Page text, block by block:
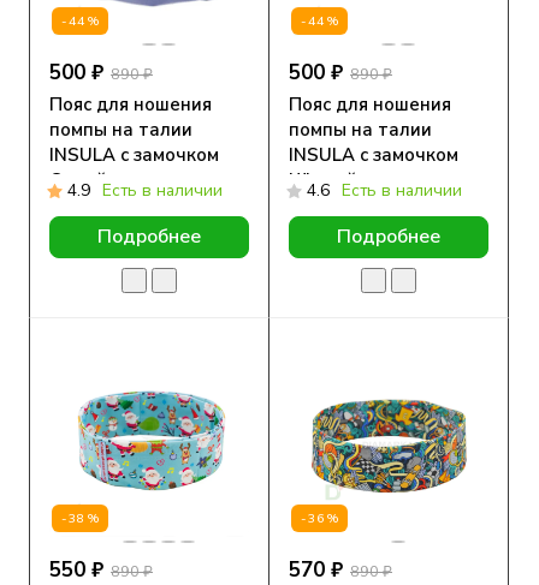
-44%
500 ₽ 890 ₽
Пояс для ношения
помпы на талии
INSULA с замочком
Серый
4.9 Есть в наличии
Подробнее
-44%
500 ₽ 890 ₽
Пояс для ношения
помпы на талии
INSULA с замочком
Чёрный
4.6 Есть в наличии
Подробнее
-38%
550 ₽ 890 ₽
-36%
570 ₽ 890 ₽